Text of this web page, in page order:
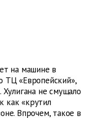
на машине в
ТЦ «Европейский»,
не смущало
как «крутил
Впрочем, такое в